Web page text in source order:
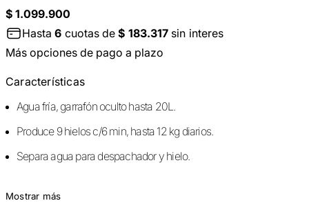
$ 1.099.900
Hasta6 cuotas de$ 183.317 sin interes
Más opciones de pago a plazo
Características
Agua fría, garrafón oculto hasta 20L.
Produce 9 hielos c/6 min, hasta 12 kg diarios.
Separa agua para despachador y hielo.
Mostrar más